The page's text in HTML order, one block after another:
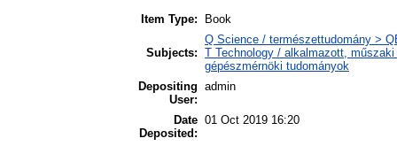
Item Type: Book
Subjects:
Q Science / természettudomány >
T Technology / alkalmazott,
gépészmérnöki tudományok
Depositing
User:
admin
Date
Deposited:
01 Oct 2019 16:20